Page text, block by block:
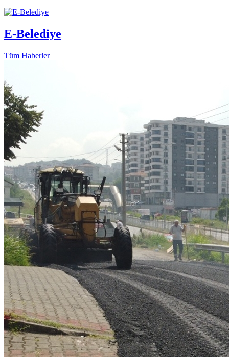
E-Belediye
Tüm Haberler